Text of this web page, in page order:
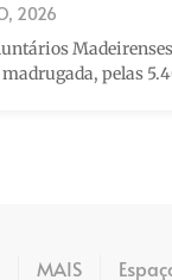
2026
pelas
MAIS